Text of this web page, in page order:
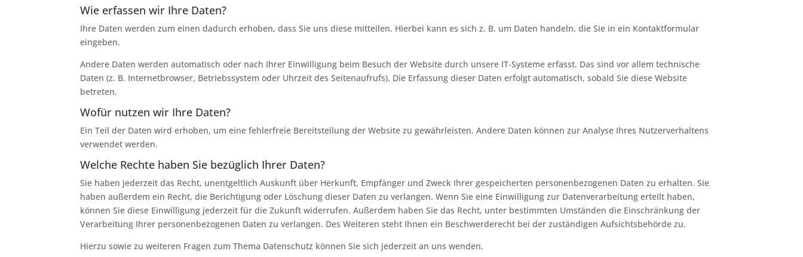
Wie erfassen wir Ihre Daten?
Ihre Daten werden zum einen dadurch erhoben, dass Sie uns diese mitteilen. Hierbei kann es sich z. B. um Daten handeln, die Sie in ein Kontaktformular
eingeben.
Andere Daten werden automatisch oder nach Ihrer Einwilligung beim Besuch der Website durch unsere IT-Systeme erfasst. Das sind vor allem technische
Daten (z. B. Internetbrowser, Betriebssystem oder Uhrzeit des Seitenaufrufs). Die Erfassung dieser Daten erfolgt automatisch, sobald Sie diese Website
betreten.
Wofür nutzen wir Ihre Daten?
Ein Teil der Daten wird erhoben, um eine fehlerfreie Bereitstellung der Website zu gewährleisten. Andere Daten können zur Analyse Ihres Nutzerverhaltens
verwendet werden.
Welche Rechte haben Sie bezüglich Ihrer Daten?
Sie haben jederzeit das Recht, unentgeltlich Auskunft über Herkunft, Empfänger und Zweck Ihrer gespeicherten personenbezogenen Daten zu erhalten. Sie
haben außerdem ein Recht, die Berichtigung oder Löschung dieser Daten zu verlangen. Wenn Sie eine Einwilligung zur Datenverarbeitung erteilt haben,
können Sie diese Einwilligung jederzeit für die Zukunft widerrufen. Außerdem haben Sie das Recht, unter bestimmten Umständen die Einschränkung der
Verarbeitung Ihrer personenbezogenen Daten zu verlangen. Des Weiteren steht Ihnen ein Beschwerderecht bei der zuständigen Aufsichtsbehörde zu.
Hierzu sowie zu weiteren Fragen zum Thema Datenschutz können Sie sich jederzeit an uns wenden.